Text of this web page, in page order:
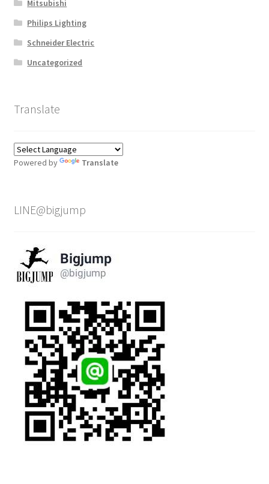
Mitsubishi
Philips Lighting
Schneider Electric
Uncategorized
Translate
Powered by Translate
LINE@bigjump